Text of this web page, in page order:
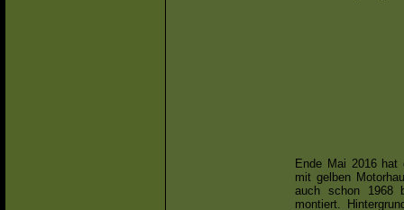
Ende Mai 2016 hat
mit gelben
auch schon 1968
montiert.